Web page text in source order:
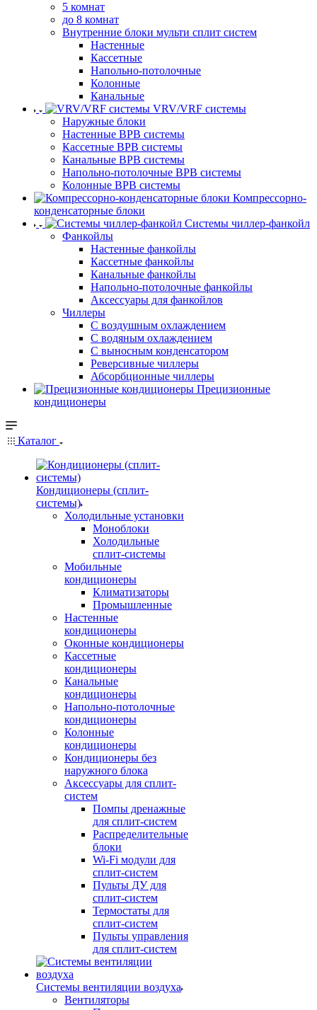
5 комнат
до 8 комнат
Внутренние блоки мульти сплит систем
Настенные
Кассетные
Напольно-потолочные
Колонные
Канальные
VRV/VRF системы
Наружные блоки
Настенные ВРВ системы
Кассетные ВРВ системы
Канальные ВРВ системы
Напольно-потолочные ВРВ системы
Колонные ВРВ системы
Компрессорно-
конденсаторные блоки
Системы чиллер-фанкойл
Фанкойлы
Настенные фанкойлы
Кассетные фанкойлы
Канальные фанкойлы
Напольно-потолочные фанкойлы
Аксессуары для фанкойлов
Чиллеры
С воздушным охлаждением
С водяным охлаждением
С выносным конденсатором
Реверсивные чиллеры
Абсорбционные чиллеры
Прецизионные
кондиционеры
Каталог
Кондиционеры (сплит-
системы)
Холодильные установки
Моноблоки
Холодильные
сплит-системы
Мобильные
кондиционеры
Климатизаторы
Промышленные
Настенные
кондиционеры
Оконные кондиционеры
Кассетные
кондиционеры
Канальные
кондиционеры
Напольно-потолочные
кондиционеры
Колонные
кондиционеры
Кондиционеры без
наружного блока
Аксессуары для сплит-
систем
Помпы дренажные
для сплит-систем
Распределительные
блоки
Wi-Fi модули для
сплит-систем
Пульты ДУ для
сплит-систем
Термостаты для
сплит-систем
Пульты управления
для сплит-систем
Системы вентиляции воздуха
Вентиляторы